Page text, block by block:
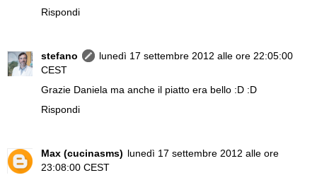
Rispondi
stefano
lunedì 17 settembre 2012 alle ore 22:05:00
CEST
Grazie Daniela ma anche il piatto era bello :D :D
Rispondi
Max (cucinasms) lunedì 17 settembre 2012 alle ore
23:08:00 CEST